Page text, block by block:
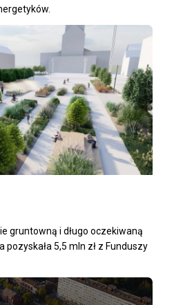
gruntowną i długo oczekiwaną
5,5 mln zł z Funduszy